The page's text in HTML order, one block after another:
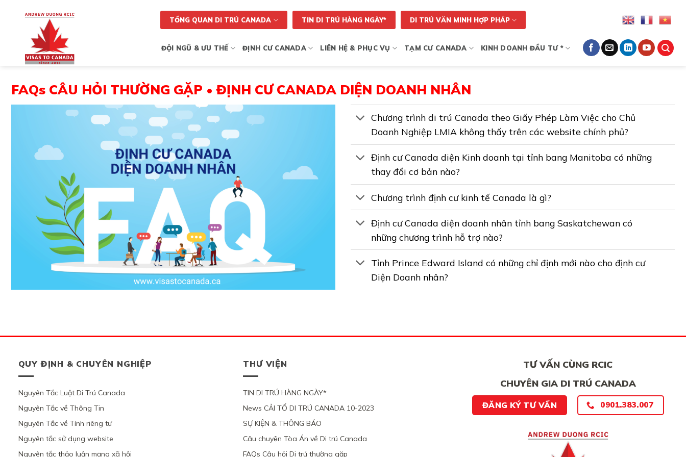
TỔNG QUAN DI TRÚ CANADA TIN DI TRÚ HÀNG NGÀY* DI TRÚ VĂN MINH HỢP PHÁP
ĐỘI NGŨ & ƯU THẾ ĐỊNH CƯ CANADA LIÊN HỆ & PHỤC VỤ TẠM CƯ CANADA KINH DOANH ĐẦU TƯ *
FAQs CÂU HỎI THƯỜNG GẶP • ĐỊNH CƯ CANADA DIỆN DOANH NHÂN
Chương trình di trú Canada theo Giấy Phép Làm Việc cho Chủ
Doanh Nghiệp LMIA không thấy trên các website chính phủ?
Định cư Canada diện Kinh doanh tại tỉnh bang Manitoba có những
thay đổi cơ bản nào?
Chương trình định cư kinh tế Canada là gì?
Định cư Canada diện doanh nhân tỉnh bang Saskatchewan có
những chương trình hỗ trợ nào?
Tỉnh Prince Edward Island có những chỉ định mới nào cho định cư
Diện Doanh nhân?
QUY ĐỊNH & CHUYÊN NGHIỆP
Nguyên Tắc Luật Di Trú Canada
Nguyên Tắc về Thông Tin
Nguyên Tắc về Tính riêng tư
Nguyên tắc sử dụng website
Nguyên tắc thảo luận mạng xã hội
THƯ VIỆN
TIN DI TRÚ HÀNG NGÀY*
News CẢI TỔ DI TRÚ CANADA 10-2023
SỰ KIỆN & THÔNG BÁO
Câu chuyện Tòa Án về Di trú Canada
FAQs Câu hỏi Di trú thường gặp
TƯ VẤN CÙNG RCIC
CHUYÊN GIA DI TRÚ CANADA
ĐĂNG KÝ TƯ VẤN 0901.383.007